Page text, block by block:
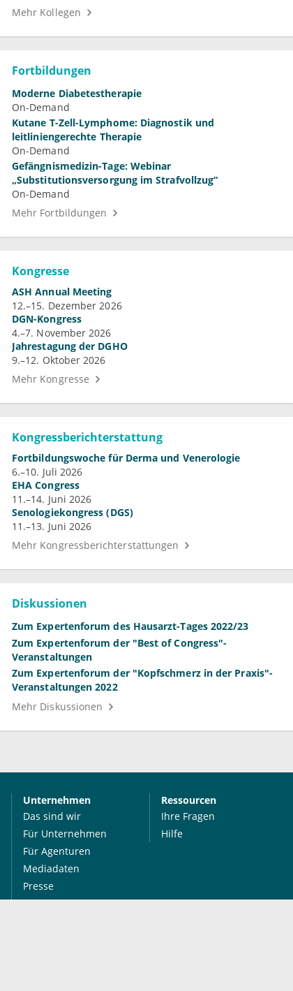
Mehr Kollegen
Fortbildungen
Moderne Diabetestherapie
On-Demand
Kutane T-Zell-Lymphome: Diagnostik und
leitliniengerechte Therapie
On-Demand
Gefängnismedizin-Tage: Webinar
„Substitutionsversorgung im Strafvollzug“
On-Demand
Mehr Fortbildungen
Kongresse
ASH Annual Meeting
12.–15. Dezember 2026
DGN-Kongress
4.–7. November 2026
Jahrestagung der DGHO
9.–12. Oktober 2026
Mehr Kongresse
Kongressberichterstattung
Fortbildungswoche für Derma und Venerologie
6.–10. Juli 2026
EHA Congress
11.–14. Juni 2026
Senologiekongress (DGS)
11.–13. Juni 2026
Mehr Kongressberichterstattungen
Diskussionen
Zum Expertenforum des Hausarzt-Tages 2022/23
Zum Expertenforum der "Best of Congress"-
Veranstaltungen
Zum Expertenforum der "Kopfschmerz in der Praxis"-
Veranstaltungen 2022
Mehr Diskussionen
Unternehmen
Das sind wir
Für Unternehmen
Für Agenturen
Mediadaten
Presse
Karriere
Ressourcen
Ihre Fragen
Hilfe